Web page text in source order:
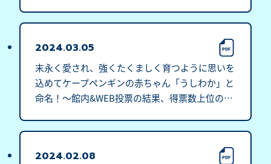
2024.03.05
末永く愛され、強くたくましく育つように思いを
込めてケープペンギンの赤ちゃん「うしわか」と
命名！～館内&WEB投票の結果、得票数上位の名
2024.02.08